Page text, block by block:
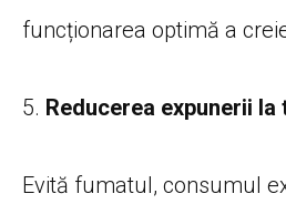
funcționarea optimă a
5. Reducerea expunerii la
Evită fumatul, consumul